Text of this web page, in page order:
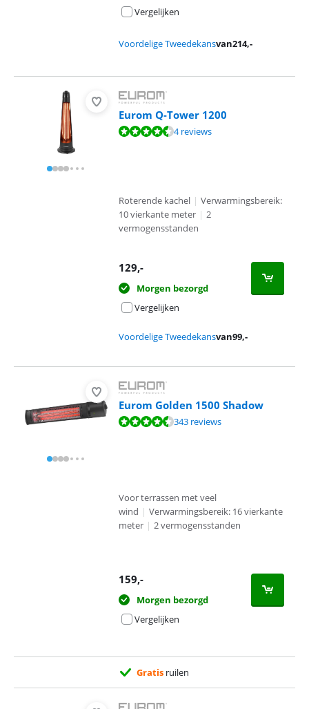
Vergelijken
Voordelige Tweedekansvan214,-
Eurom Q-Tower 1200
Beoordeling is 8,7 van de 10, gebaseerd op 4 reviews.
4 reviews
Roterende kachel | Verwarmingsbereik:
10 vierkante meter | 2
vermogensstanden
129,-
Morgen bezorgd
Vergelijken
Voordelige Tweedekansvan99,-
Eurom Golden 1500 Shadow
Beoordeling is 9,1 van de 10, gebaseerd op 343 reviews.
343 reviews
Voor terrassen met veel
wind | Verwarmingsbereik: 16 vierkante
meter | 2 vermogensstanden
159,-
Morgen bezorgd
Vergelijken
Gratis ruilen